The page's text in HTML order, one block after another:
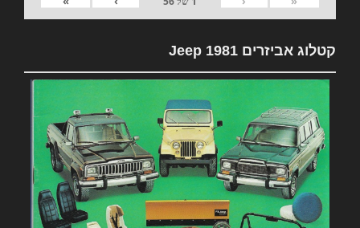
קטלוג אביזרים 1981 Jeep